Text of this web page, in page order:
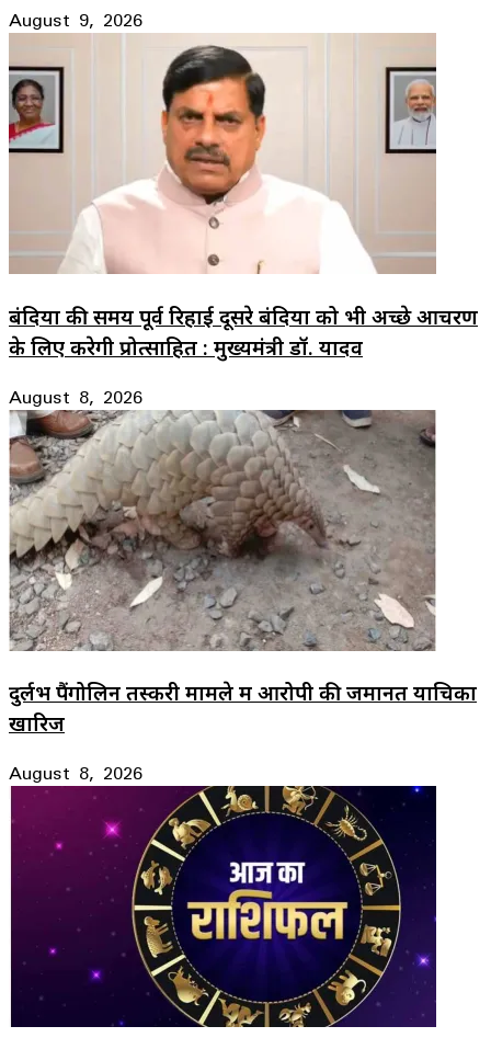
August 9, 2026
बंदियों की समय पूर्व रिहाई दूसरे बंदियों को भी अच्छे आचरण
के लिए करेगी प्रोत्साहित : मुख्यमंत्री डॉ. यादव
August 8, 2026
दुर्लभ पैंगोलिन तस्करी मामले में आरोपी की जमानत याचिका
खारिज
August 8, 2026